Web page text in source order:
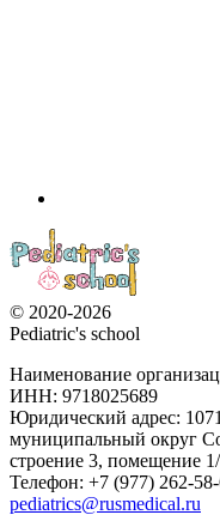
© 2020-2026
Pediatric's school
Наименование
ИНН: 9718025689
Юридический адрес:
муниципальный округ
строение 3, помещение 1/
Телефон: +7 (977) 262-
pediatrics@rusmedical.ru